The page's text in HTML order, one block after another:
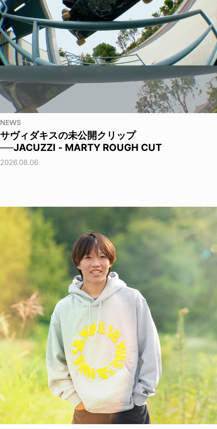
NEWS
サヴィダキスの未公開クリップ
──JACUZZI - MARTY ROUGH CUT
2026.08.06